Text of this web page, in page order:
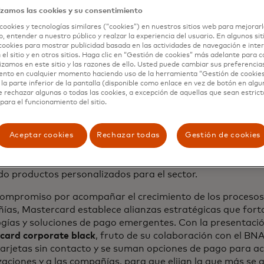
que la reactivación económica nos permita
el ecosistema de pagos en la Argentina.",
Leader de Mastercard para Argentina, Uruguay y
corporativos en la región
las tarjetas corporativas permite a las organizaciones
realizados por los empleados para viáticos,
su vez, simplifica el proceso de gestión de fondos y
con el manejo de grandes sumas de dinero en
de medios de pago se priorizaron los productos
cliente comercial. Hoy Mastercard busca fortalecer su
productos personalizados para el sector.
por acompañar el crecimiento de los
Mastercard establece alianzas estratégicas que
y soluciones de pago emergentes. Con la
corporate black, fruto de su colaboración con el
sin contacto y se suman opciones de pago para
y a las compañías, para que elijan la que más se
las cookies y su consentimiento
y tecnologías similares (“cookies”) en nuestros sitios web para
entender a nuestro público y realzar la experiencia del usuario. En algunos
para mostrar publicidad basada en las actividades de navegación e
el sitio y en otros sitios. Haga clic en “Gestión de cookies” más adelante para
en este sitio y las razones de ello. Usted puede cambiar sus
en cualquier momento haciendo uso de la herramienta “Gestión de
la parte inferior de la pantalla (disponible como enlace en vez de botón en
rechazar algunas o todas las cookies, a excepción de aquellas que sean
el funcionamiento del sitio.
Aceptar cookies Rechazar todas Gestión de cookies